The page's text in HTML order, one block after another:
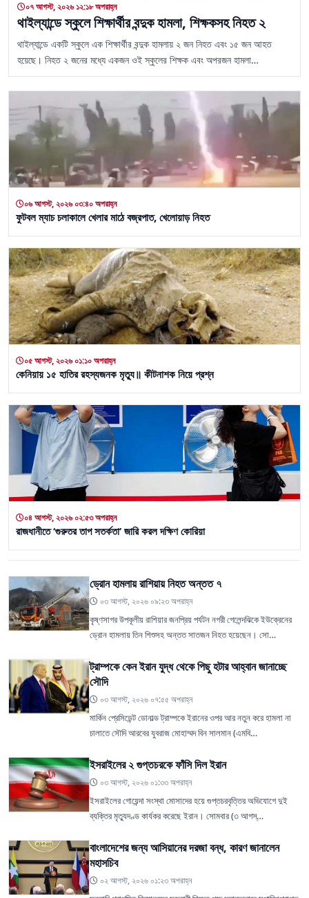
০৭ আগস্ট, ২০২৬ ১২:১৮ অপরাহ্ন
থাইল্যান্ডে স্কুলে শিক্ষার্থীর বন্দুক হামলা, শিক্ষকসহ নিহত ২
থাইল্যান্ডে একটি স্কুলে এক শিক্ষার্থীর বন্দুক হামলায় ২ জন নিহত এবং ১৫ জন আহত
হয়েছে। নিহত ২ জনের মধ্যে একজন ওই স্কুলের শিক্ষক এবং অপরজন হামলা…
০৬ আগস্ট, ২০২৬ ০৩:৪০ অপরাহ্ন
ফুটবল ম্যাচ চলাকালে খেলার মাঠে বজ্রপাত, খেলোয়াড় নিহত
০৫ আগস্ট, ২০২৬ ০১:১০ অপরাহ্ন
কেনিয়ায় ১৫ হাতির রহস্যজনক মৃত্যু॥ কীটনাশক নিয়ে প্রশ্ন
০৪ আগস্ট, ২০২৬ ০২:৫৩ অপরাহ্ন
রাজধানীতে ‘গুরুতর তাপ সতর্কতা’ জারি করল দক্ষিণ কোরিয়া
ড্রোন হামলায় রাশিয়ায় নিহত অন্তত ৭
০৩ আগস্ট, ২০২৬ ০৯:২৩ অপরাহ্ন
কৃষ্ণসাগর উপকূলীয় রাশিয়ার জনপ্রিয় পর্যটন নগরী গেলেন্দঝিকে ইউক্রেনের
ড্রোন হামলায় তিন শিশুসহ অন্তত সাতজন নিহত হয়েছেন। সো…
ট্রাম্পকে কেন ইরান যুদ্ধ থেকে পিছু হটার আহ্বান জানাচ্ছে
সৌদি
০৩ আগস্ট, ২০২৬ ০৭:৫৫ অপরাহ্ন
মার্কিন প্রেসিডেন্ট ডোনাল্ড ট্রাম্পকে ইরানের ওপর আর নতুন করে হামলা না
চালাতে সৌদি আরবের যুবরাজ মোহাম্মদ বিন সালমান (এমবি…
ইসরাইলের ২ গুপ্তচরকে ফাঁসি দিল ইরান
০৩ আগস্ট, ২০২৬ ০১:৩৩ অপরাহ্ন
ইসরাইলের গোয়েন্দা সংস্থা মোসাদের হয়ে গুপ্তচরবৃত্তির অভিযোগে দুই
ব্যক্তির মৃত্যুদণ্ড কার্যকর করেছে ইরান। সোমবার (৩ আগস্…
বাংলাদেশের জন্য আসিয়ানের দরজা বন্ধ, কারণ জানালেন
মহাসচিব
০২ আগস্ট, ২০২৬ ০১:২৩ অপরাহ্ন